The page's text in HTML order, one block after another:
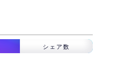
シェア数